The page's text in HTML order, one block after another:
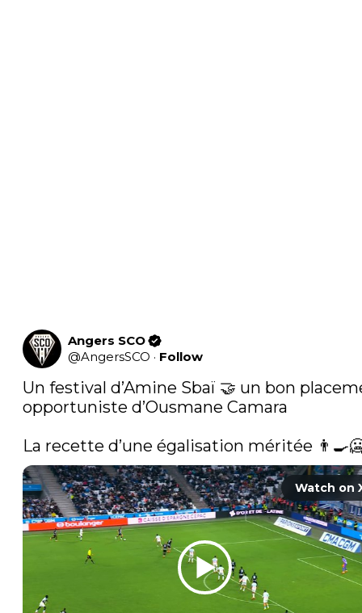
Angers SCO
@AngersSCO · Follow
Un festival d’Amine Sbaï 🤝 un bon
opportuniste d’Ousmane Camara
La recette d’une égalisation méritée
Watch on